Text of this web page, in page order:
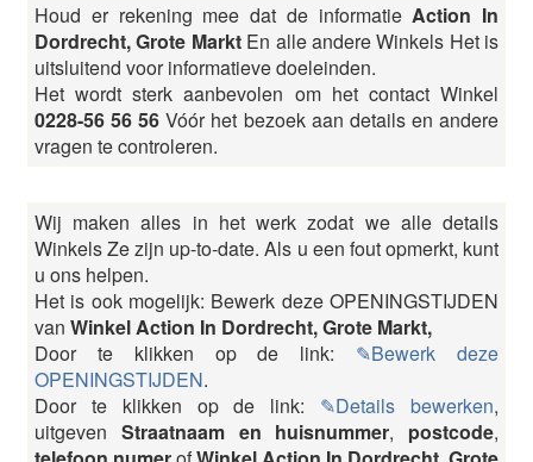
Houd er rekening mee dat de informatieAction In
Dordrecht, Grote MarktEn alle andere Winkels Het is
uitsluitend voor informatieve doeleinden.
Het wordt sterk aanbevolen om het contact Winkel
0228-56 56 56 Vóór het bezoek aan details en andere
vragen te controleren.
Wij maken alles in het werk zodat we alle details
Winkels Ze zijn up-to-date. Als u een fout opmerkt, kunt
u ons helpen.
Het is ook mogelijk: Bewerk deze OPENINGSTIJDEN
van Winkel Action In Dordrecht, Grote Markt,
Door te klikken op de link: ✎Bewerk deze
OPENINGSTIJDEN.
Door te klikken op de link: ✎Details bewerken,
uitgeven Straatnaam en huisnummer, postcode,